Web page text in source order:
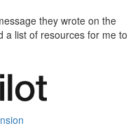
they wrote on the
a list of resources for me to